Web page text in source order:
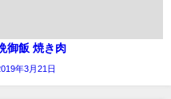
御飯 焼き肉
年3月21日